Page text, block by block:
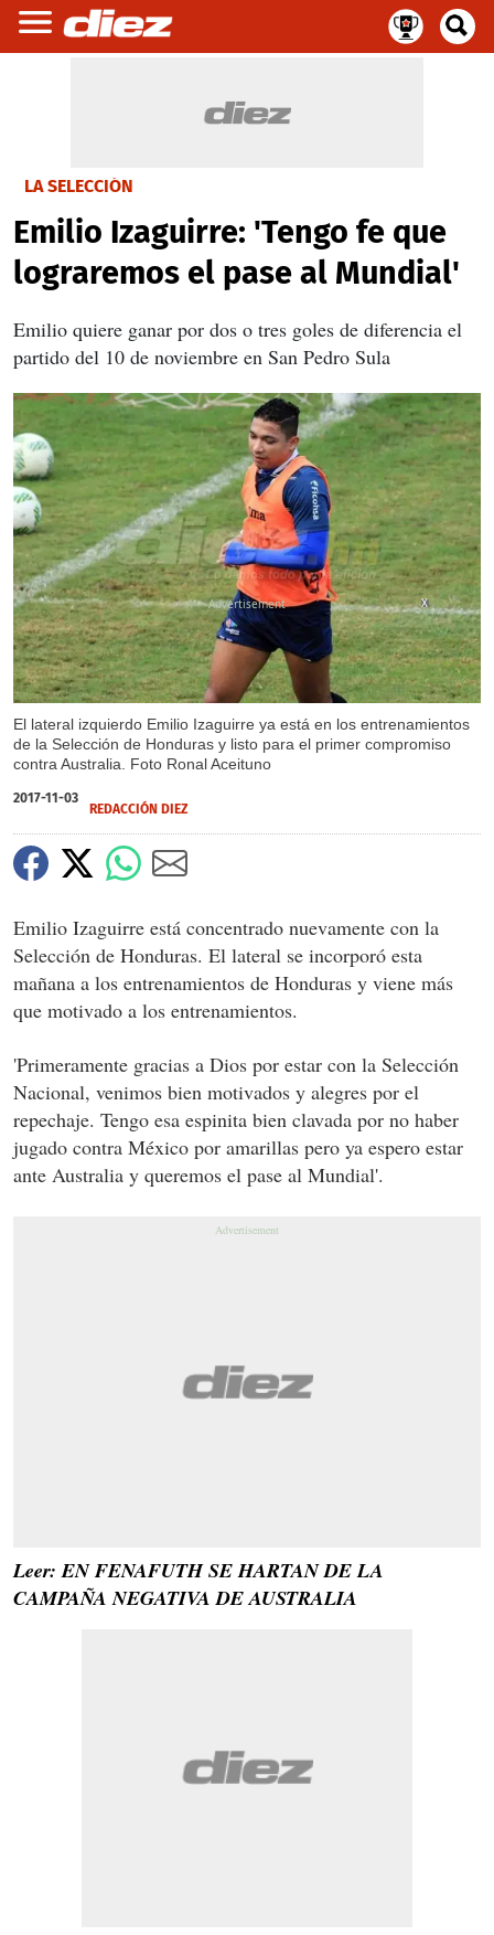
LA SELECCIÓN
Emilio Izaguirre: 'Tengo fe que
lograremos el pase al Mundial'
Emilio quiere ganar por dos o tres goles de diferencia el
partido del 10 de noviembre en San Pedro Sula
El lateral izquierdo Emilio Izaguirre ya está en los entrenamientos
de la Selección de Honduras y listo para el primer compromiso
contra Australia. Foto Ronal Aceituno
X
2017-11-03
REDACCIÓN DIEZ
Emilio Izaguirre está concentrado nuevamente con la
Selección de Honduras. El lateral se incorporó esta
mañana a los entrenamientos de Honduras y viene más
que motivado a los entrenamientos.
'Primeramente gracias a Dios por estar con la Selección
Nacional, venimos bien motivados y alegres por el
repechaje. Tengo esa espinita bien clavada por no haber
jugado contra México por amarillas pero ya espero estar
ante Australia y queremos el pase al Mundial'.
Leer: EN FENAFUTH SE HARTAN DE LA
CAMPAÑA NEGATIVA DE AUSTRALIA